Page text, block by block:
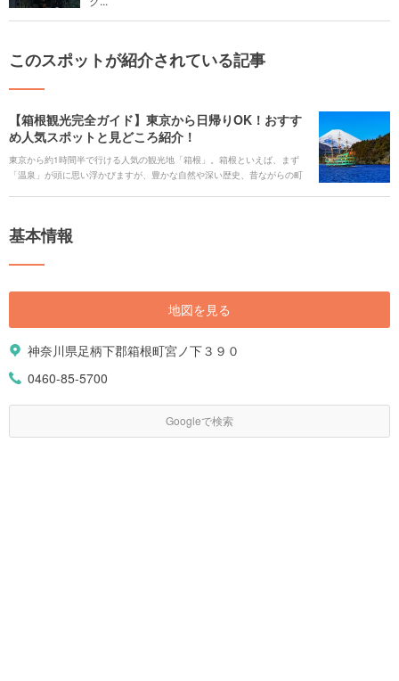
このスポットが紹介されている記事
【箱根観光完全ガイド】東京から日帰りOK！おすす
め人気スポットと見どころ紹介！
東京から約1時間半で行ける人気の観光地「箱根」。箱根といえば、まず
「温泉」が頭に思い浮かびますが、豊かな自然や深い歴史、昔ながらの町
フリーパスチケット情報なども紹介します。 箱根観光の参考にしてくださ
基本情報
地図を見る
神奈川県足柄下郡箱根町宮ノ下３９０
0460-85-5700
Googleで検索